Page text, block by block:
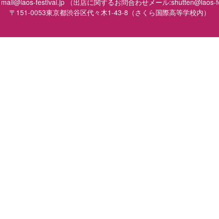
festival.jp （出店に関するお問合わせメール:shutten@laos-
〒151-0053東京都渋谷区代々木1-43-8（さくら国際高等学校内）